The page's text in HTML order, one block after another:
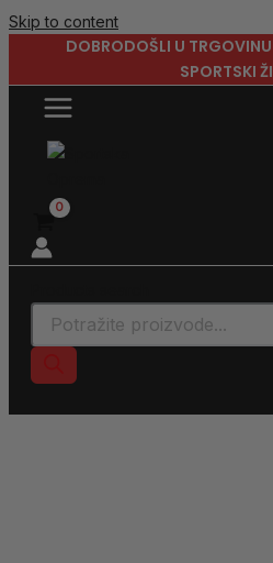
Skip to content
DOBRODOŠLI U
SPORTSKI